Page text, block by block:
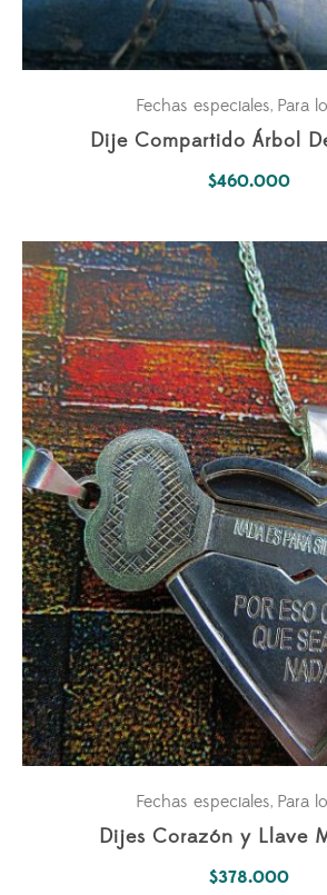
Fechas especiales, Para
Dije Compartido Árbol
$460.000
Fechas especiales, Para
Dijes Corazón y Llave
$378.000